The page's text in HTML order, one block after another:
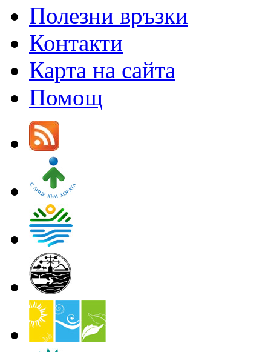
Полезни връзки
Контакти
Карта на сайта
Помощ